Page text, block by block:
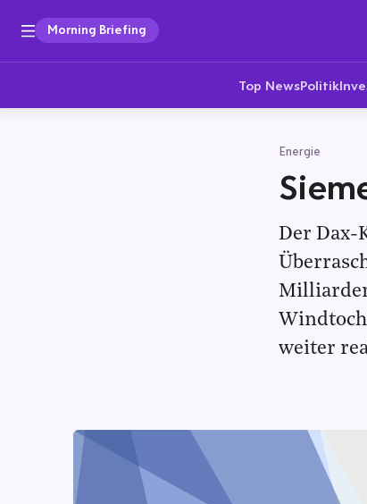
Morning Briefing
Top NewsPolitik
Energie
Der Dax-
weiter